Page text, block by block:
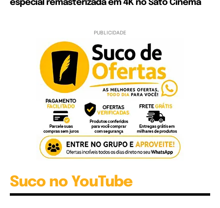
especial remasterizada em 4K no Sato Cinema
PUBLICIDADE
Suco no YouTube